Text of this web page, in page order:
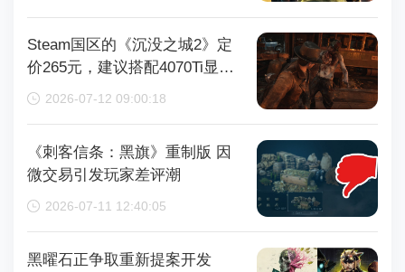
Steam国区的《沉没之城2》定
价265元，建议搭配4070Ti显卡
以获得较好体验
2026-07-12 09:00:18
《刺客信条：黑旗》重制版 因
微交易引发玩家差评潮
2026-07-11 12:40:05
黑曜石正争取重新提案开发